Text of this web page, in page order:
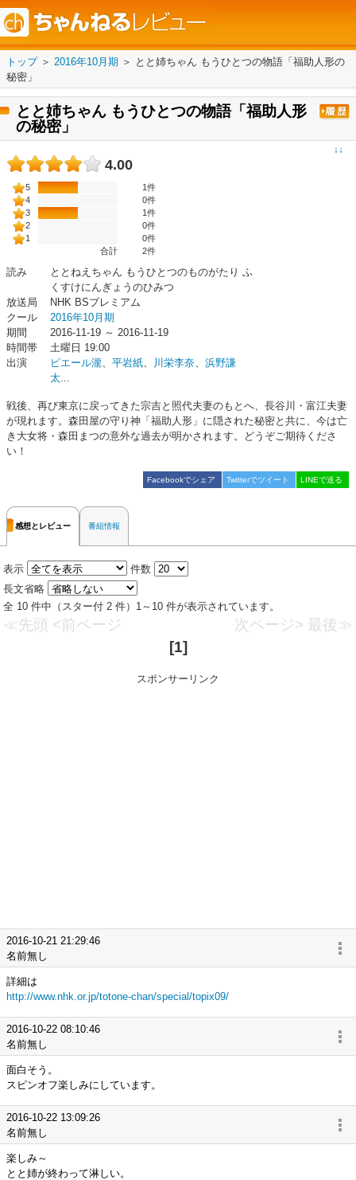
トップ＞ 2016年10月期 ＞ とと姉ちゃん もうひとつの物語「福助人形の
秘密」
とと姉ちゃん もうひとつの物語「福助人形
の秘密」
↓↓
4.00
5
1件
4
0件
3
1件
2
0件
1
0件
合計
2件
読み
ととねえちゃん もうひとつのものがたり ふ
くすけにんぎょうのひみつ
放送局
NHK BSプレミアム
クール
2016年10月期
期間
2016-11-19 ～ 2016-11-19
時間帯
土曜日 19:00
出演
ピエール瀧、 平岩紙、 川栄李奈、 浜野謙
太...
戦後、再び東京に戻ってきた宗吉と照代夫妻のもとへ、長谷川・富江夫妻
が現れます。森田屋の守り神「福助人形」に隠された秘密と共に、今は亡
き大女将・森田まつの意外な過去が明かされます。どうぞご期待くださ
い！
Facebookでシェア Twitterでツイート LINEで送る
感想とレビュー 番組情報
表示
件数
長文省略
全 10 件中（スター付 2 件）1～10 件が表示されています。
≪先頭 <前ページ 次ページ> 最後≫
[1]
スポンサーリンク
2016-10-21 21:29:46
名前無し
詳細は
http://www.nhk.or.jp/totone-chan/special/topix09/
2016-10-22 08:10:46
名前無し
面白そう。
スピンオフ楽しみにしています。
2016-10-22 13:09:26
名前無し
楽しみ～
とと姉が終わって淋しい。